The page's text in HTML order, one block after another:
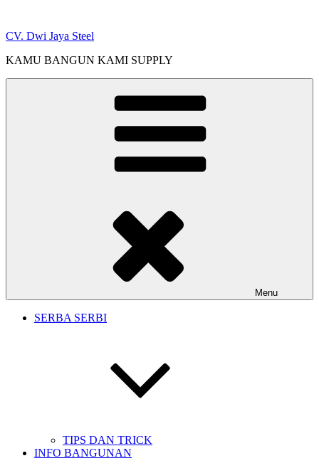
content
CV. Dwi Jaya Steel
KAMU BANGUN KAMI SUPPLY
Menu
SERBA SERBI
TIPS DAN TRICK
INFO BANGUNAN